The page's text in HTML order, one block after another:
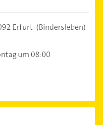
Erfurt (Bindersleben)
um 08:00